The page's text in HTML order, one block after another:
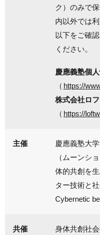
ク）のみで
内以外では
以下をご確
ください。
慶應義塾個
（ https://
株式会社ロ
（ https://
主催
慶應義塾大
（ムーンシ
体的共創を
ター技術と
Cybernetic
共催
身体共創社